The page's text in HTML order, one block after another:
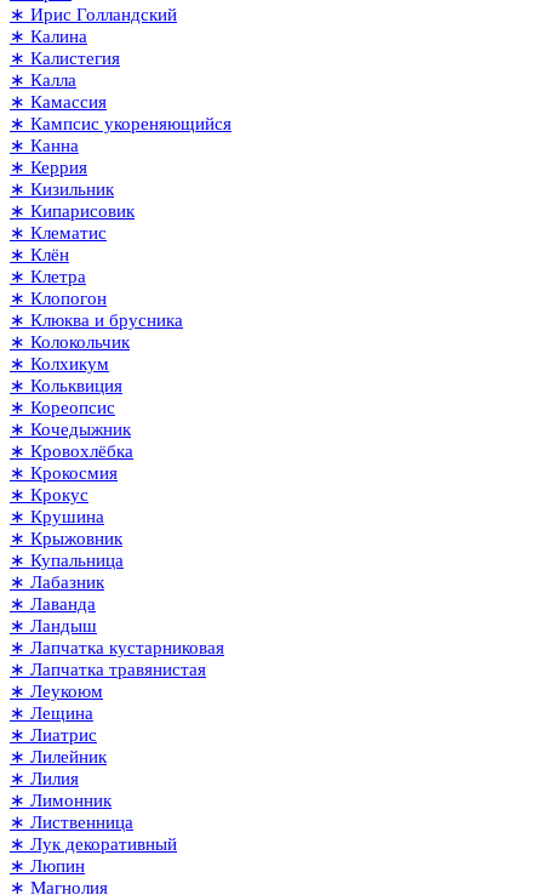
∗ Ирис Голландский
∗ Калина
∗ Калистегия
∗ Калла
∗ Камассия
∗ Кампсис укореняющийся
∗ Канна
∗ Керрия
∗ Кизильник
∗ Кипарисовик
∗ Клематис
∗ Клён
∗ Клетра
∗ Клопогон
∗ Клюква и брусника
∗ Колокольчик
∗ Колхикум
∗ Кольквиция
∗ Кореопсис
∗ Кочедыжник
∗ Кровохлёбка
∗ Крокосмия
∗ Крокус
∗ Крушина
∗ Крыжовник
∗ Купальница
∗ Лабазник
∗ Лаванда
∗ Ландыш
∗ Лапчатка кустарниковая
∗ Лапчатка травянистая
∗ Леукоюм
∗ Лещина
∗ Лиатрис
∗ Лилейник
∗ Лилия
∗ Лимонник
∗ Лиственница
∗ Лук декоративный
∗ Люпин
∗ Магнолия